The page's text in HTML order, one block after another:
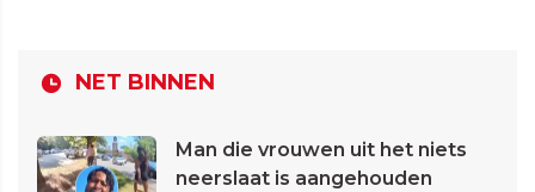
NET BINNEN
Man die vrouwen uit het niets
neerslaat is aangehouden